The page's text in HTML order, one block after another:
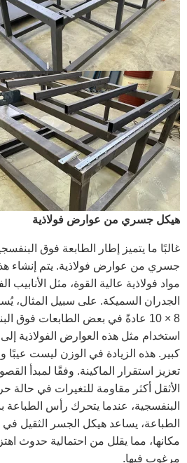
هيكل جسري من عوارض فولاذية
غالبًا ما يتميز إطار الطابعة فوق
جسري من عوارض فولاذية. يتم إنشاء
مواد فولاذية عالية القوة، مثل الأنابيب
الجدران السميكة. على سبيل المثال،
8 × 10 عادةً في بعض الطابعات فوق
استخدام مثل هذه العوارض الفولاذية
كبير. هذه الزيادة في الوزن ليست
تعزيز استقرار الماكينة. وفقًا لمبدأ
الأثقل أكثر مقاومة للتغيرات في حالة
البنفسجية، عندما يتحرك رأس الطباعة
الطباعة، يساعد هيكل الجسر الثقيل في
مكانها، مما يقلل من احتمالية حدوث
مرغوب فيها.